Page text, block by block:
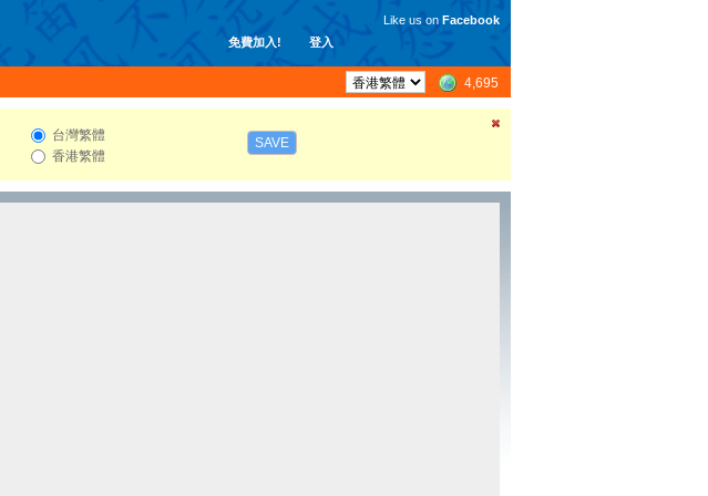
免費加入! 登入
Like us on Facebook
4,695
台灣繁體
香港繁體
SAVE